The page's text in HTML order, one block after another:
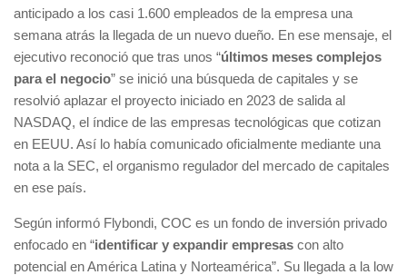
anticipado a los casi 1.600 empleados de la empresa una
semana atrás la llegada de un nuevo dueño. En ese mensaje, el
ejecutivo reconoció que tras unos “últimos meses complejos
para el negocio” se inició una búsqueda de capitales y se
resolvió aplazar el proyecto iniciado en 2023 de salida al
NASDAQ, el índice de las empresas tecnológicas que cotizan
en EEUU. Así lo había comunicado oficialmente mediante una
nota a la SEC, el organismo regulador del mercado de capitales
en ese país.
Según informó Flybondi, COC es un fondo de inversión privado
enfocado en “identificar y expandir empresas con alto
potencial en América Latina y Norteamérica”. Su llegada a la low